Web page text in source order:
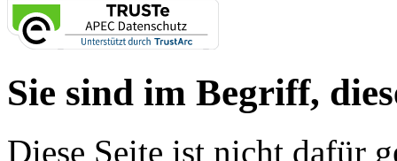
Sie sind im Begriff,
Diese Seite ist nicht dafür